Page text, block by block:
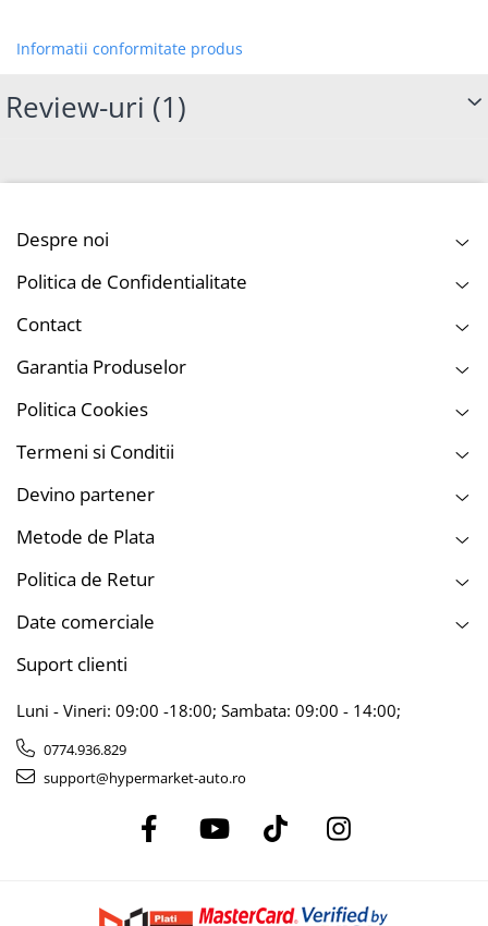
Informatii conformitate produs
Review-uri (1)
Despre noi
Politica de Confidentialitate
Contact
Garantia Produselor
Politica Cookies
Termeni si Conditii
Devino partener
Metode de Plata
Politica de Retur
Date comerciale
Suport clienti
Luni - Vineri: 09:00 -18:00; Sambata: 09:00 - 14:00;
0774.936.829
support@hypermarket-auto.ro